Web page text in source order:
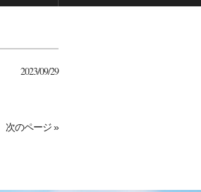
2023/09/29
次のページ »